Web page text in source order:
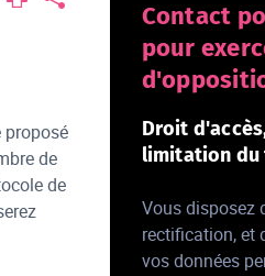
proposé
de
de
Contact
pour
Droit
limitation du
Vous disposez
rectification, et
vos données